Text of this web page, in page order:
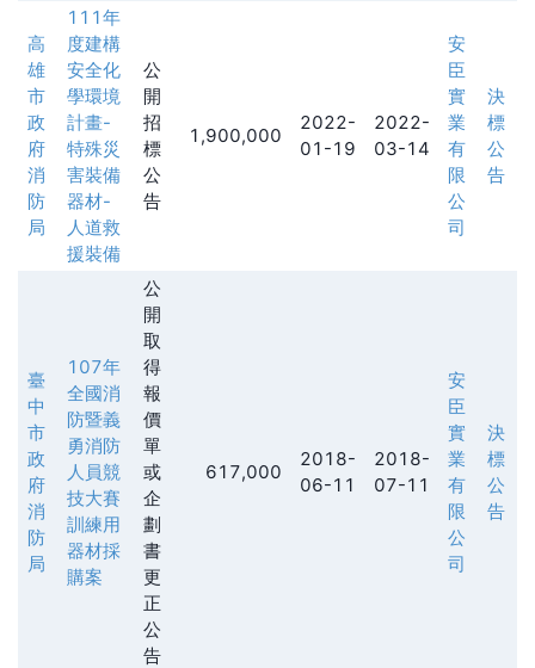
高
雄
市
政
府
消
防
局
111年
度建構
安全化
學環境
計畫-
特殊災
害裝備
器材-
人道救
援裝備
公
開
招
標
公
告
1,900,000
2022-
01-19
2022-
03-14
安
臣
實
業
有
限
公
司
決
標
公
告
臺
中
市
政
府
消
防
局
107年
全國消
防暨義
勇消防
人員競
技大賽
訓練用
器材採
購案
公
開
取
得
報
價
單
或
企
劃
書
更
正
公
告
617,000
2018-
06-11
2018-
07-11
安
臣
實
業
有
限
公
司
決
標
公
告